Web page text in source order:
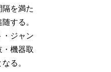
を満た
する。
・ジャン
・機器取
る。